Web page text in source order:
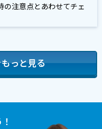
注意点とあわせてチェ
っと見る